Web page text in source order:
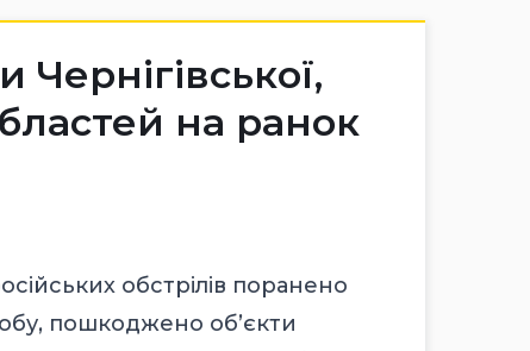
Чернігівської,
на ранок
обстрілів поранено
пошкоджено об’єкти